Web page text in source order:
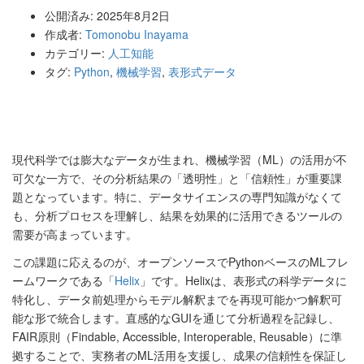
公開済み: 2025年8月2日
作成者: Tomonobu Inayama
カテゴリー: 人工知能
タグ: Python, 機械学習, 表形式データ
現代科学では膨大なデータが生まれ、機械学習（ML）の活用が不
可欠な一方で、その分析結果の「透明性」と「信頼性」が重要課
題となっています。特に、データサイエンスの専門知識がなくて
も、分析プロセスを理解し、結果を効果的に活用できるツールの
需要が高まっています。
この課題に応えるのが、オープンソースでPythonベースのMLフレ
ームワークである「Helix 」です。Helixは、表形式の科学データに
特化し、データ前処理からモデル解釈までを再現可能かつ解釈可
能な形で統合します。直感的なGUIを通じて分析過程を記録し、
FAIR原則（Findable, Accessible, Interoperable, Reusable）に準
拠することで、実務者のML活用を支援し、成果の信頼性を保証し